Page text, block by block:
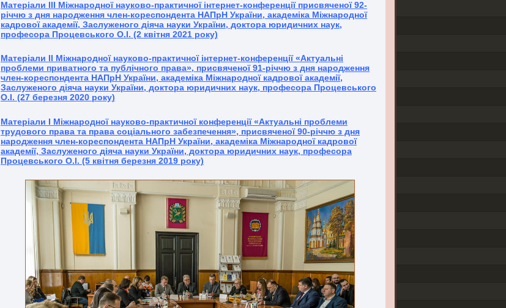
Матеріали ІІІ Міжнародної науково-практичної інтернет-конференції присвяченої 92-
річчю з дня народження член-кореспондента НАПрН України, академіка Міжнародної
кадрової академії, Заслуженого діяча науки України, доктора юридичних наук,
професора Процевського О.І. (2 квітня 2021 року)
Матеріали ІІ Міжнародної науково-практичної інтернет-конференції «Актуальні
проблеми приватного та публічного права», присвяченої 91-річчю з дня народження
член-кореспондента НАПрН України, академіка Міжнародної кадрової академії,
Заслуженого діяча науки України, доктора юридичних наук, професора Процевського
О.І. (27 березня 2020 року)
Матеріали І Міжнародної науково-практичної конференції «Актуальні проблеми
трудового права та права соціального забезпечення», присвяченої 90-річчю з дня
народження член-кореспондента НАПрН України, академіка Міжнародної кадрової
академії, Заслуженого діяча науки України, доктора юридичних наук, професора
Процевського О.І. (5 квітня березня 2019 року)